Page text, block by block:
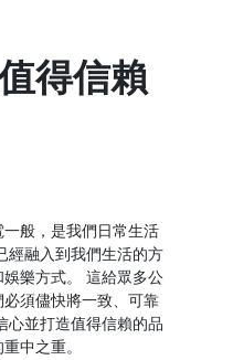
得信賴
般，是我們日常生活
經融入到我們生活的方
樂方式。 這給眾多公
須儘快將一致、可靠
心並打造值得信賴的品
中之重。